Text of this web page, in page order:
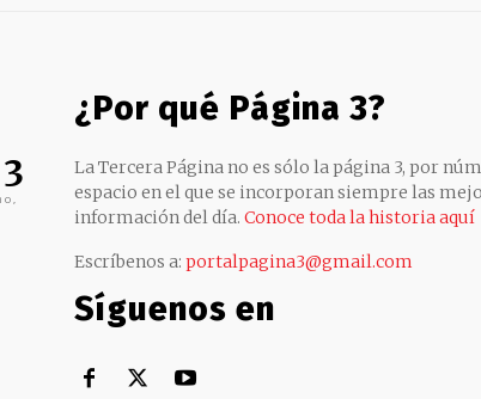
¿Por qué Página 3?
La Tercera Página no es sólo la página 3, por
espacio en el que se incorporan siempre las
información del día. Conoce toda la historia aquí
Escríbenos a: portalpagina3@gmail.com
Síguenos en